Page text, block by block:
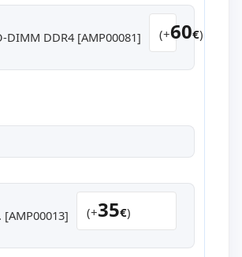
DIMM DDR4 [AMP00081] (+60€)
[AMP00013] (+35€)